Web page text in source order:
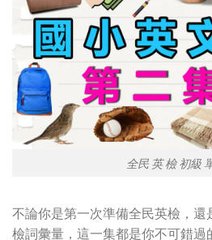
全民 英 檢 初級
不論你是第一次準備全民英檢，
檢詞彙量，這一集都是你不可錯過